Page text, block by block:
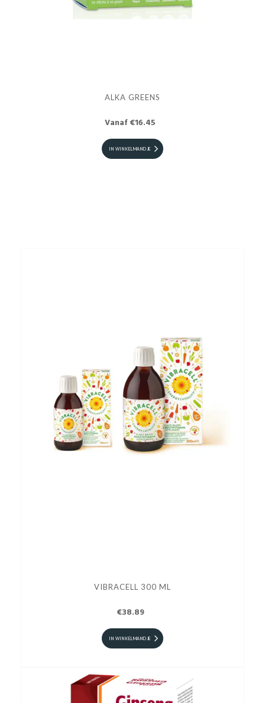
ALKA GREENS
Vanaf €16.45
IN WINKELMANDJE
VIBRACELL 300 ML
€38.89
IN WINKELMANDJE